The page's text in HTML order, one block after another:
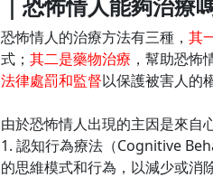
恐怖情人的治療方法有三種， 其
式； 其二是藥物治療 ，幫助恐
法律處罰和監督以保護被害人的
由於恐怖情人出現的主因是來自
1. 認知行為療法（Cognitive
的思維模式和行為，以減少或消